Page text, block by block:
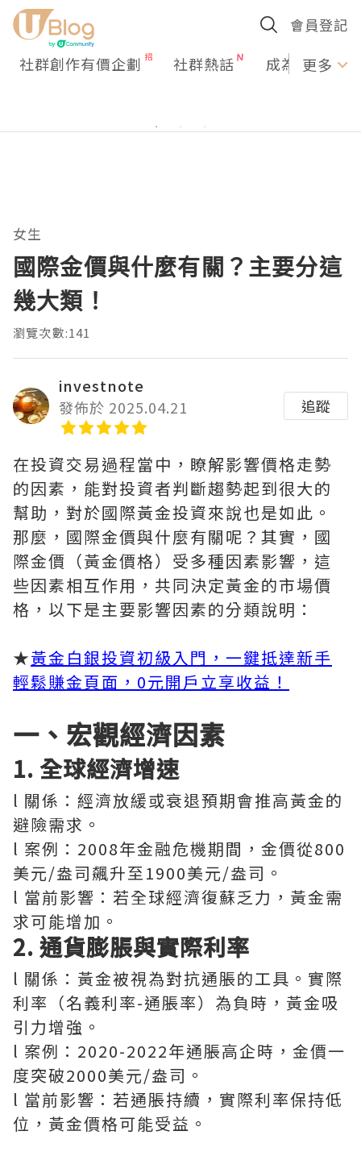
會員登記
社群創作有價企劃 社群熱話 成為U更多
女生
國際金價與什麼有關？主要分這
幾大類！
瀏覽次數:141
investnote
發佈於 2025.04.21
追蹤
在投資交易過程當中，瞭解影響價格走勢
的因素，能對投資者判斷趨勢起到很大的
幫助，對於國際黃金投資來說也是如此。
那麼，國際金價與什麼有關呢？其實，國
際金價（黃金價格）受多種因素影響，這
些因素相互作用，共同決定黃金的市場價
格，以下是主要影響因素的分類說明：
★黃金白銀投資初級入門，一鍵抵達新手
輕鬆賺金頁面，0元開戶立享收益！
一、宏觀經濟因素
1. 全球經濟增速
l 關係：經濟放緩或衰退預期會推高黃金的
避險需求。
l 案例：2008年金融危機期間，金價從800
美元/盎司飆升至1900美元/盎司。
l 當前影響：若全球經濟復蘇乏力，黃金需
求可能增加。
2. 通貨膨脹與實際利率
l 關係：黃金被視為對抗通脹的工具。實際
利率（名義利率-通脹率）為負時，黃金吸
引力增強。
l 案例：2020-2022年通脹高企時，金價一
度突破2000美元/盎司。
l 當前影響：若通脹持續，實際利率保持低
位，黃金價格可能受益。